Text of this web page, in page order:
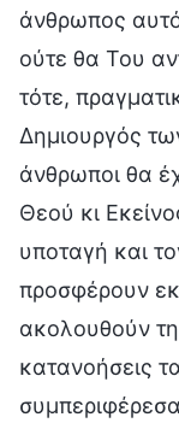
άνθρωπος
ούτε θα Του
τότε,
Δημιουργός
άνθρωποι θα
Θεού κι
υποταγή και
προσφέρουν
ακολουθούν
κατανοήσεις